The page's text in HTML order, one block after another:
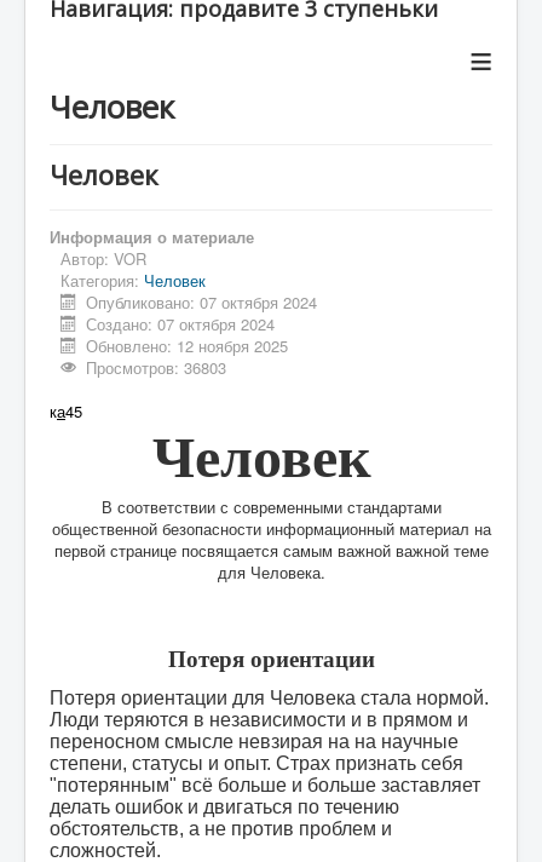
Навигация: продавите 3 ступеньки
≡
Человек
Человек
Информация о материале
Автор: VOR
Категория: Человек
Опубликовано: 07 октября 2024
Создано: 07 октября 2024
Обновлено: 12 ноября 2025
Просмотров: 36803
ка45
Человек
В соответствии с современными стандартами
общественной безопасности информационный материал на
первой странице посвящается самым важной важной теме
для Человека.
Потеря ориентации
Потеря ориентации для Человека стала нормой.
Люди теряются в независимости и в прямом и
переносном смысле невзирая на на научные
степени, статусы и опыт. Страх признать себя
"потерянным" всё больше и больше заставляет
делать ошибок и двигаться по течению
обстоятельств, а не против проблем и
сложностей.